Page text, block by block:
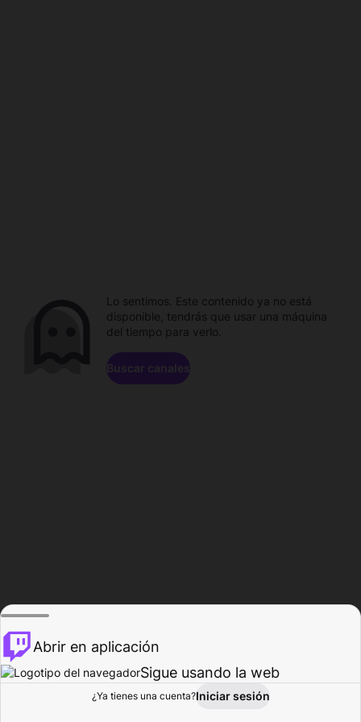
Explorar Actividad
Lo sentimos. Este contenido ya no está
disponible, tendrás que usar una máquina
del tiempo para verlo.
Buscar canales
Abrir en aplicación
Sigue usando la web
¿Ya tienes una cuenta?Iniciar sesión